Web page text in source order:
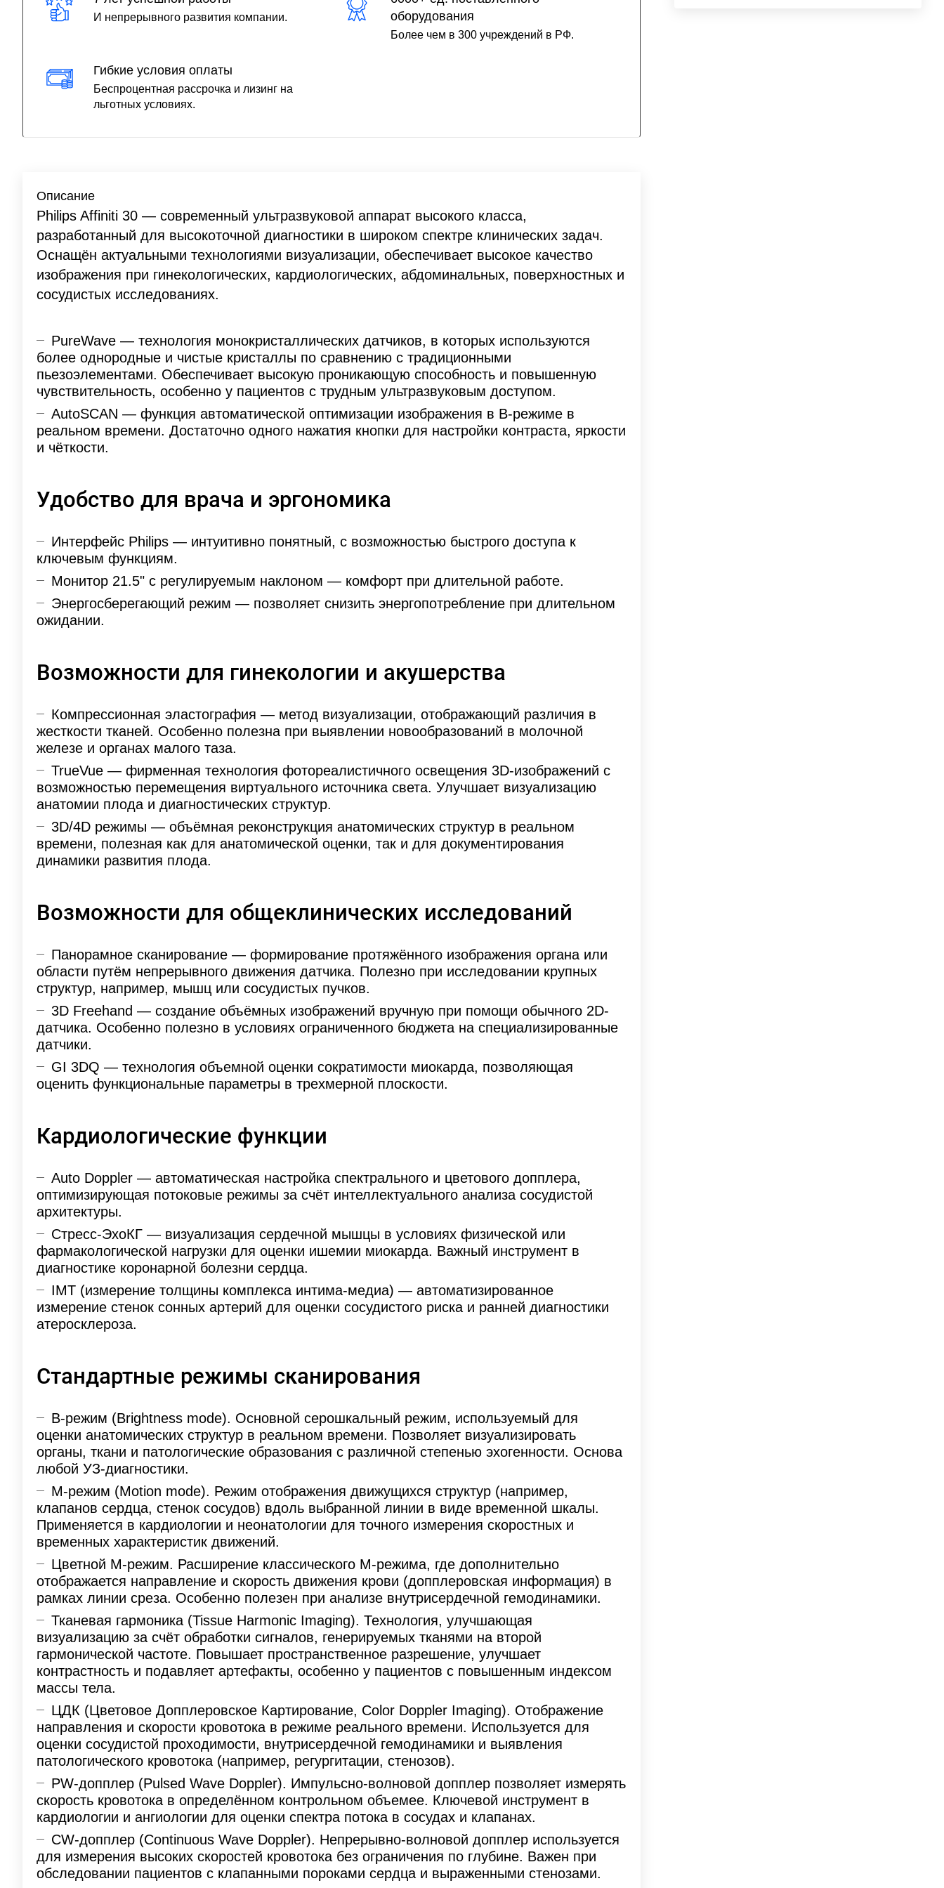
И непрерывного развития компании.
оборудования
Более чем в 300 учреждений в РФ.
Гибкие условия оплаты
Беспроцентная рассрочка и лизинг на
льготных условиях.
Описание
Philips Affiniti 30 — современный ультразвуковой аппарат высокого класса,
разработанный для высокоточной диагностики в широком спектре клинических задач.
Оснащён актуальными технологиями визуализации, обеспечивает высокое качество
изображения при гинекологических, кардиологических, абдоминальных, поверхностных и
сосудистых исследованиях.
PureWave — технология монокристаллических датчиков, в которых используются
более однородные и чистые кристаллы по сравнению с традиционными
пьезоэлементами. Обеспечивает высокую проникающую способность и повышенную
чувствительность, особенно у пациентов с трудным ультразвуковым доступом.
AutoSCAN — функция автоматической оптимизации изображения в B-режиме в
реальном времени. Достаточно одного нажатия кнопки для настройки контраста, яркости
и чёткости.
Удобство для врача и эргономика
Интерфейс Philips — интуитивно понятный, с возможностью быстрого доступа к
ключевым функциям.
Монитор 21.5" с регулируемым наклоном — комфорт при длительной работе.
Энергосберегающий режим — позволяет снизить энергопотребление при длительном
ожидании.
Возможности для гинекологии и акушерства
Компрессионная эластография — метод визуализации, отображающий различия в
жесткости тканей. Особенно полезна при выявлении новообразований в молочной
железе и органах малого таза.
TrueVue — фирменная технология фотореалистичного освещения 3D-изображений с
возможностью перемещения виртуального источника света. Улучшает визуализацию
анатомии плода и диагностических структур.
3D/4D режимы — объёмная реконструкция анатомических структур в реальном
времени, полезная как для анатомической оценки, так и для документирования
динамики развития плода.
Возможности для общеклинических исследований
Панорамное сканирование — формирование протяжённого изображения органа или
области путём непрерывного движения датчика. Полезно при исследовании крупных
структур, например, мышц или сосудистых пучков.
3D Freehand — создание объёмных изображений вручную при помощи обычного 2D-
датчика. Особенно полезно в условиях ограниченного бюджета на специализированные
датчики.
GI 3DQ — технология объемной оценки сократимости миокарда, позволяющая
оценить функциональные параметры в трехмерной плоскости.
Кардиологические функции
Auto Doppler — автоматическая настройка спектрального и цветового допплера,
оптимизирующая потоковые режимы за счёт интеллектуального анализа сосудистой
архитектуры.
Стресс-ЭхоКГ — визуализация сердечной мышцы в условиях физической или
фармакологической нагрузки для оценки ишемии миокарда. Важный инструмент в
диагностике коронарной болезни сердца.
IMT (измерение толщины комплекса интима-медиа) — автоматизированное
измерение стенок сонных артерий для оценки сосудистого риска и ранней диагностики
атеросклероза.
Стандартные режимы сканирования
B-режим (Brightness mode). Основной серошкальный режим, используемый для
оценки анатомических структур в реальном времени. Позволяет визуализировать
органы, ткани и патологические образования с различной степенью эхогенности. Основа
любой УЗ-диагностики.
M-режим (Motion mode). Режим отображения движущихся структур (например,
клапанов сердца, стенок сосудов) вдоль выбранной линии в виде временной шкалы.
Применяется в кардиологии и неонатологии для точного измерения скоростных и
временных характеристик движений.
Цветной M-режим. Расширение классического M-режима, где дополнительно
отображается направление и скорость движения крови (допплеровская информация) в
рамках линии среза. Особенно полезен при анализе внутрисердечной гемодинамики.
Тканевая гармоника (Tissue Harmonic Imaging). Технология, улучшающая
визуализацию за счёт обработки сигналов, генерируемых тканями на второй
гармонической частоте. Повышает пространственное разрешение, улучшает
контрастность и подавляет артефакты, особенно у пациентов с повышенным индексом
массы тела.
ЦДК (Цветовое Допплеровское Картирование, Color Doppler Imaging). Отображение
направления и скорости кровотока в режиме реального времени. Используется для
оценки сосудистой проходимости, внутрисердечной гемодинамики и выявления
патологического кровотока (например, регургитации, стенозов).
PW-допплер (Pulsed Wave Doppler). Импульсно-волновой допплер позволяет измерять
скорость кровотока в определённом контрольном объемее. Ключевой инструмент в
кардиологии и ангиологии для оценки спектра потока в сосудах и клапанах.
CW-допплер (Continuous Wave Doppler). Непрерывно-волновой допплер используется
для измерения высоких скоростей кровотока без ограничения по глубине. Важен при
обследовании пациентов с клапанными пороками сердца и выраженными стенозами.